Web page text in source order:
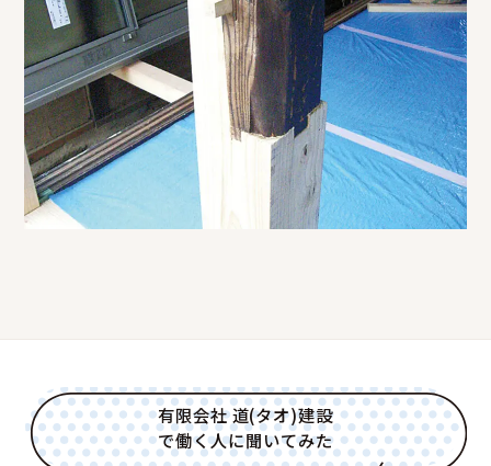
有限会社 道(タオ)建設
で働く人に聞いてみた